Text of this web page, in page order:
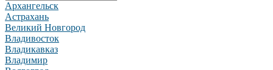
Архангельск
Астрахань
Великий Новгород
Владивосток
Владикавказ
Владимир